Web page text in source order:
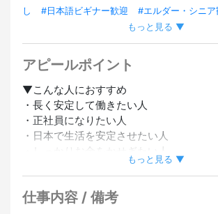
し
#日本語ビギナー歓迎 #エルダー・シニア
#外国人スタッフ採用実
得サポートあり
#寮・社宅あり #トレーニン
もっと見る ▼
アピールポイント
▼こんな人におすすめ
・長く安定して働きたい人
・正社員になりたい人
・日本で生活を安定させたい人
・しっかりお金をかせぎたい人
・かんたんな仕事から始めたい人
▼高日給
もっと見る ▼
仕事内容 / 備考